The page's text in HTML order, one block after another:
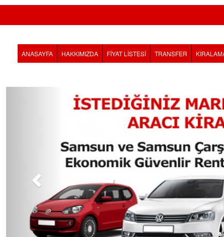
ANASAYFA HAKKIMIZDA FİYAT LİSTESİ TRANSFER